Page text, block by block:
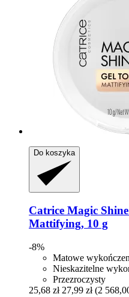
Do koszyka
Catrice Magic
Mattifying, 10 g
-8%
Matowe
Nieskazitelne
Przezroczysty
25,68 zł 27,99 zł (2